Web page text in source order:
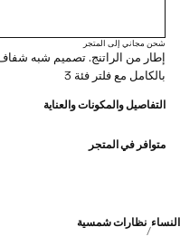
شحن مجاني إلى المتجر
إطار من الراتنج. تصميم شبه
بالكامل مع فلتر فئة 3
التفاصيل والمكونات والعناية
متوافر في المتجر
النساء نظارات شمسية